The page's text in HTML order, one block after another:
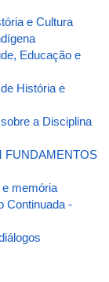
e Cultura
Educação e
História e
a Disciplina
FUNDAMENTOS
memória
Continuada -